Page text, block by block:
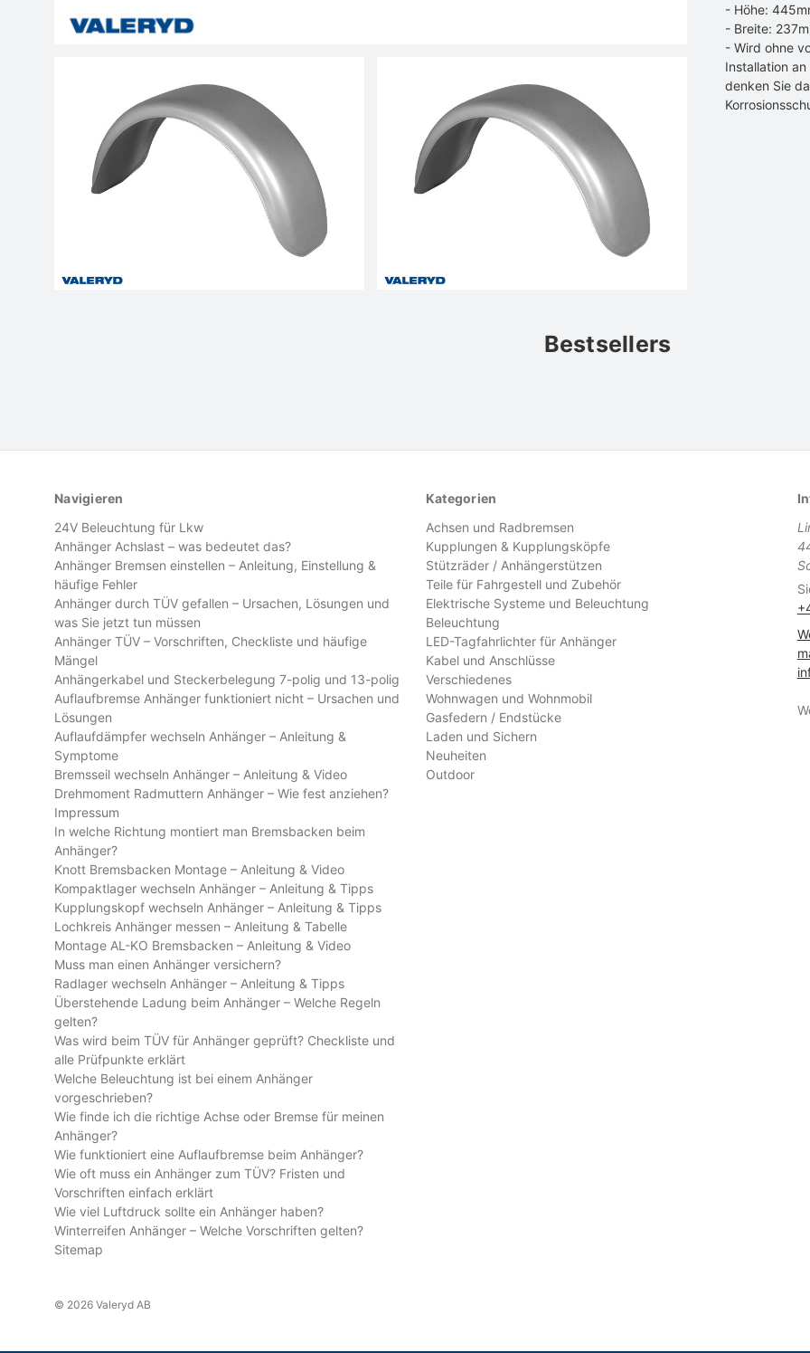
- Höhe:
- Breite:
- Wird ohne
Installation
denken Sie
Bestsellers
Navigieren
24V Beleuchtung für Lkw
Anhänger Achslast – was bedeutet das?
Anhänger Bremsen einstellen – Anleitung, Einstellung &
häufige Fehler
Anhänger durch TÜV gefallen – Ursachen, Lösungen und
was Sie jetzt tun müssen
Anhänger TÜV – Vorschriften, Checkliste und häufige
Mängel
Anhängerkabel und Steckerbelegung 7-polig und 13-polig
Auflaufbremse Anhänger funktioniert nicht – Ursachen und
Lösungen
Auflaufdämpfer wechseln Anhänger – Anleitung &
Symptome
Bremsseil wechseln Anhänger – Anleitung & Video
Drehmoment Radmuttern Anhänger – Wie fest anziehen?
Impressum
In welche Richtung montiert man Bremsbacken beim
Anhänger?
Knott Bremsbacken Montage – Anleitung & Video
Kompaktlager wechseln Anhänger – Anleitung & Tipps
Kupplungskopf wechseln Anhänger – Anleitung & Tipps
Lochkreis Anhänger messen – Anleitung & Tabelle
Montage AL-KO Bremsbacken – Anleitung & Video
Muss man einen Anhänger versichern?
Radlager wechseln Anhänger – Anleitung & Tipps
Überstehende Ladung beim Anhänger – Welche Regeln
gelten?
Was wird beim TÜV für Anhänger geprüft? Checkliste und
alle Prüfpunkte erklärt
Welche Beleuchtung ist bei einem Anhänger
vorgeschrieben?
Wie finde ich die richtige Achse oder Bremse für meinen
Anhänger?
Wie funktioniert eine Auflaufbremse beim Anhänger?
Wie oft muss ein Anhänger zum TÜV? Fristen und
Vorschriften einfach erklärt
Wie viel Luftdruck sollte ein Anhänger haben?
Winterreifen Anhänger – Welche Vorschriften gelten?
Sitemap
Kategorien
Achsen und Radbremsen
Kupplungen & Kupplungsköpfe
Stützräder / Anhängerstützen
Teile für Fahrgestell und Zubehör
Elektrische Systeme und Beleuchtung
Beleuchtung
LED-Tagfahrlichter für Anhänger
Kabel und Anschlüsse
Verschiedenes
Wohnwagen und Wohnmobil
Gasfedern / Endstücke
Laden und Sichern
Neuheiten
Outdoor
© 2026 Valeryd AB